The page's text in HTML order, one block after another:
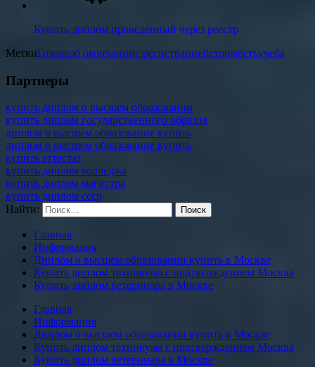
Купить диплом проведенный через реестр
МеткиГознакоб окончаниис регистрациейстоимостьучеба
Партнеры
купить диплом о высшем образовании
купить диплом государственного образца
диплом о высшем образование купить
диплом о высшем образование купить
купить аттестат
купить диплом колледжа
купить диплом магистра
купить диплом ссср
Найти:
Главная
Информация
Диплом о высшем образовании купить в Москве
Купить диплом техникума с подтверждением Москва
Купить диплом ветеринара в Москве
Главная
Информация
Диплом о высшем образовании купить в Москве
Купить диплом техникума с подтверждением Москва
Купить диплом ветеринара в Москве